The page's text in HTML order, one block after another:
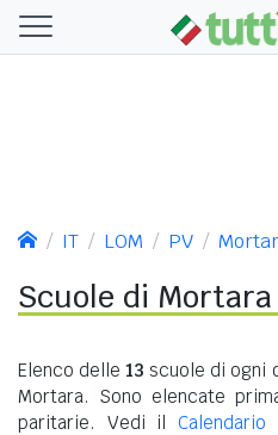
IT LOM PV
Scuole di Mortara
Elenco delle13 scuole di ogni
Mortara. Sono elencate
paritarie. Vedi il